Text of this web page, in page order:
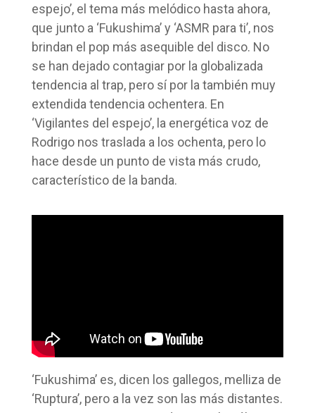
espejo’, el tema más melódico hasta ahora,
que junto a ‘Fukushima’ y ‘ASMR para ti’, nos
brindan el pop más asequible del disco. No
se han dejado contagiar por la globalizada
tendencia al trap, pero sí por la también muy
extendida tendencia ochentera. En
‘Vigilantes del espejo’, la energética voz de
Rodrigo nos traslada a los ochenta, pero lo
hace desde un punto de vista más crudo,
característico de la banda.
‘Fukushima’ es, dicen los gallegos, melliza de
‘Ruptura’, pero a la vez son las más distantes.